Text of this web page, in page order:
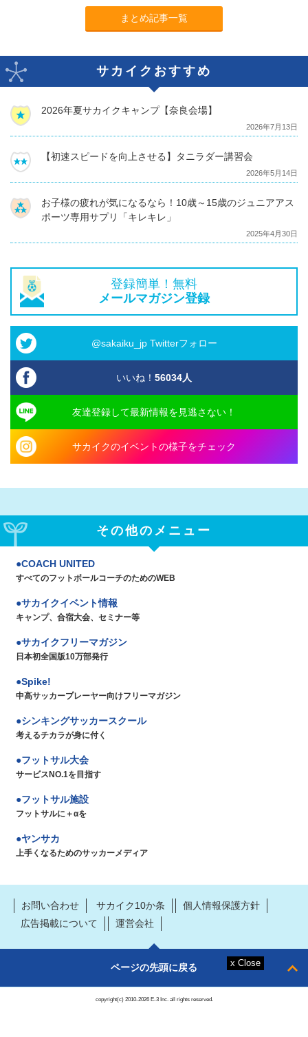
まとめ記事一覧
サカイクおすすめ
2026年夏サカイクキャンプ【奈良会場】
2026年7月13日
【初速スピードを向上させる】タニラダー講習会
2026年5月14日
お子様の疲れが気になるなら！10歳～15歳のジュニアアス
ポーツ専用サプリ「キレキレ」
2025年4月30日
登録簡単！無料
メールマガジン登録
@sakaiku_jp Twitterフォロー
いいね！ 56034人
友達登録して最新情報を見逃さない！
サカイクのイベントの様子をチェック
その他のメニュー
COACH UNITED
すべてのフットボールコーチのためのWEB
サカイクイベント情報
キャンプ、合宿大会、セミナー等
サカイクフリーマガジン
日本初全国版10万部発行
Spike!
中高サッカープレーヤー向けフリーマガジン
シンキングサッカースクール
考えるチカラが身に付く
フットサル大会
サービスNO.1を目指す
フットサル施設
フットサルに＋αを
ヤンサカ
上手くなるためのサッカーメディア
お問い合わせ サカイク10か条
個人情報保護方針
広告掲載について
運営会社
ページの先頭に戻る
copyright(c) 2010-2026 E-3 Inc. all rights reserved.